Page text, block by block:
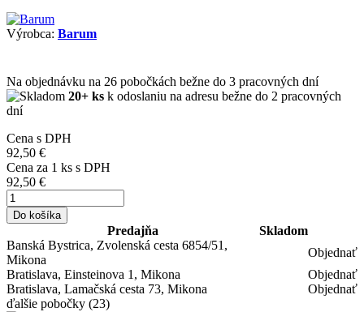
Výrobca: Barum
Na objednávku na 26 pobočkách bežne do 3 pracovných dní
20+ ks k odoslaniu na adresu bežne do 2 pracovných
dní
Cena s DPH
92,50 €
Cena za 1 ks s DPH
92,50 €
Do košíka
Predajňa
Skladom
Banská Bystrica, Zvolenská cesta 6854/51,
Mikona
Objednať
Bratislava, Einsteinova 1, Mikona
Objednať
Bratislava, Lamačská cesta 73, Mikona
Objednať
ďalšie pobočky (23)